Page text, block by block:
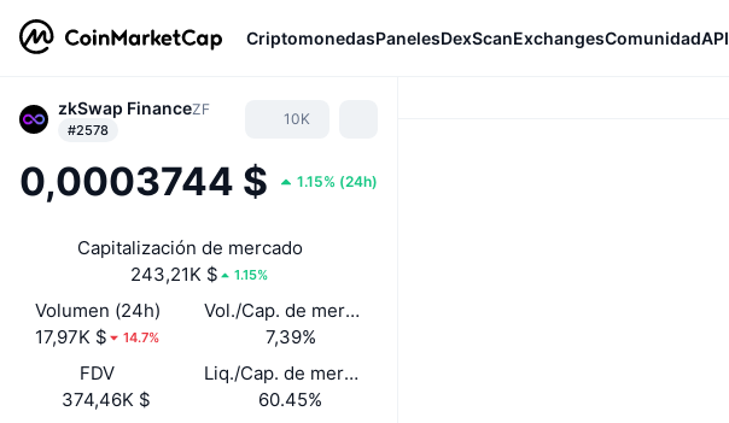
CriptomonedasPanelesDexScanExchangesComunidadAPI
zkSwap FinanceZF
#2578
10K
0,0003744 $ 1.15% (24h)
Capitalización de mercado
243,21K $
1.15%
Volumen (24h)
17,97K $
14.7%
Vol./Cap. de mercado (24 h)
7,39%
FDV
374,46K $
Liq./Cap. de mercado
60.45%